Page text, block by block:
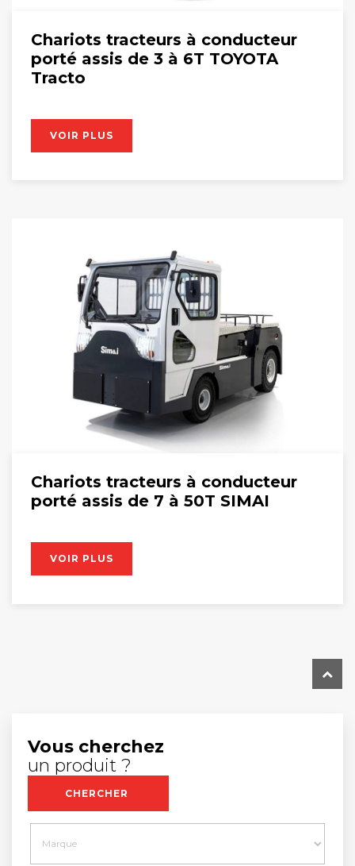
Chariots tracteurs à conducteur
porté assis de 3 à 6T TOYOTA
Tracto
VOIR PLUS
Chariots tracteurs à conducteur
porté assis de 7 à 50T SIMAI
VOIR PLUS
Vous cherchez
un produit ?